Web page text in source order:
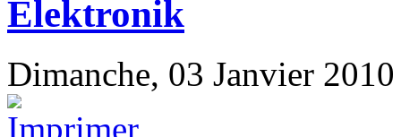
Elektronik
Dimanche, 03 Janvier